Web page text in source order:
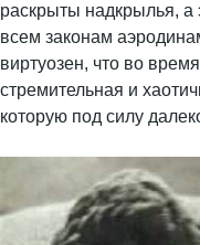
раскрыты надкрылья, а
всем законам
виртуозен, что во
стремительная и
которую под силу